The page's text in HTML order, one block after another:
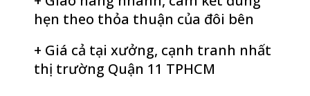
hẹn theo thỏa thuận của đôi bên
+ Giá cả tại xưởng, cạnh tranh nhất
thị trường Quận 11 TPHCM